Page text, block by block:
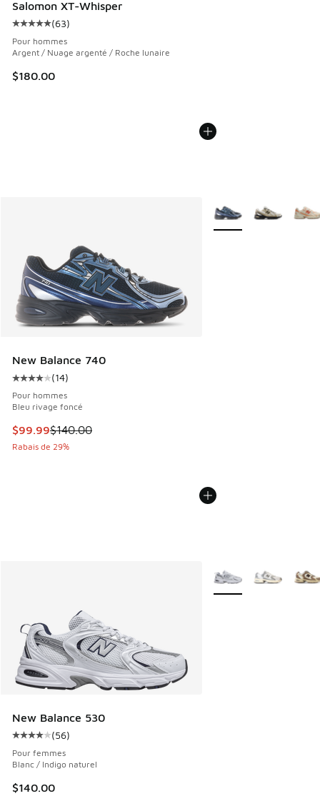
Salomon XT-Whisper
Cote moyenne du client - [5 sur 5 étoiles], 63
(63)
Pour hommes
Argent / Nuage argenté / Roche lunaire
$180.00
New Balance 740
Cote moyenne du client - [4 sur 5 étoiles], 14
(14)
Pour hommes
Bleu rivage foncé
Cet article est en solde. Le prix est passé de $140.00 à
$99.99$140.00
Rabais de 29%
Plus de couleurs
New Balance 530
Cote moyenne du client - [4 sur 5 étoiles], 56
(56)
Pour femmes
Blanc / Indigo naturel
$140.00
Plus de couleurs